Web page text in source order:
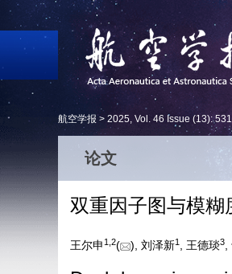
航空学报 > 2025, Vol. 46 Issue (13):
论文
双重因子图与模
王尔申 1 2( ), 刘泽新1 , 王德琰3,